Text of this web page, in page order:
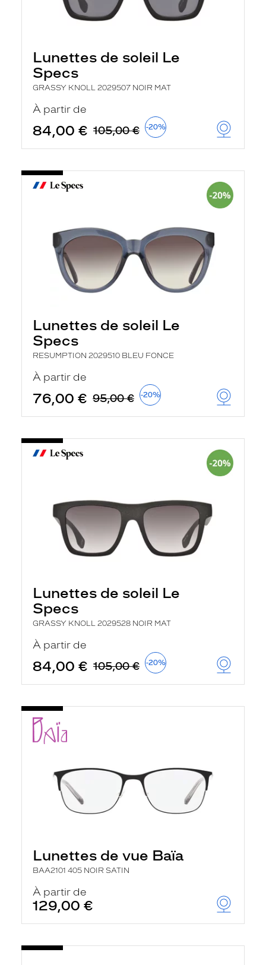
Lunettes de soleil Le
Specs
GRASSY KNOLL 2029507 NOIR MAT
À partir de
84,00 € 105,00 € -20%
Lunettes de soleil Le
Specs
RESUMPTION 2029510 BLEU FONCE
À partir de
76,00 € 95,00 € -20%
Lunettes de soleil Le
Specs
GRASSY KNOLL 2029528 NOIR MAT
À partir de
84,00 € 105,00 € -20%
Lunettes de vue Baïa
BAA2101 405 NOIR SATIN
À partir de
129,00 €